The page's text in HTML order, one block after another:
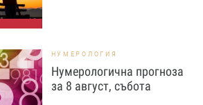
НУМЕРОЛОГИЯ
Нумерологична прогноза
за 8 август, събота